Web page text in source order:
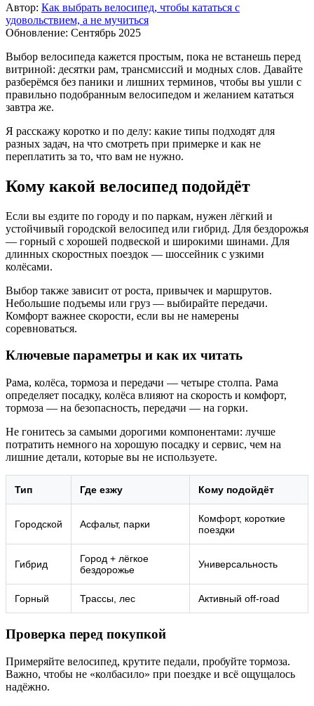
Автор: Как выбрать велосипед, чтобы кататься с
удовольствием, а не мучиться
Обновление: Сентябрь 2025
Выбор велосипеда кажется простым, пока не встанешь перед
витриной: десятки рам, трансмиссий и модных слов. Давайте
разберёмся без паники и лишних терминов, чтобы вы ушли с
правильно подобранным велосипедом и желанием кататься
завтра же.
Я расскажу коротко и по делу: какие типы подходят для
разных задач, на что смотреть при примерке и как не
переплатить за то, что вам не нужно.
Кому какой велосипед подойдёт
Если вы ездите по городу и по паркам, нужен лёгкий и
устойчивый городской велосипед или гибрид. Для бездорожья
— горный с хорошей подвеской и широкими шинами. Для
длинных скоростных поездок — шоссейник с узкими
колёсами.
Выбор также зависит от роста, привычек и маршрутов.
Небольшие подъемы или груз — выбирайте передачи.
Комфорт важнее скорости, если вы не намерены
соревноваться.
Ключевые параметры и как их читать
Рама, колёса, тормоза и передачи — четыре столпа. Рама
определяет посадку, колёса влияют на скорость и комфорт,
тормоза — на безопасность, передачи — на горки.
Не гонитесь за самыми дорогими компонентами: лучше
потратить немного на хорошую посадку и сервис, чем на
лишние детали, которые вы не используете.
Тип Где езжу Кому подойдёт
Городской Асфальт, парки
Комфорт, короткие
поездки
Гибрид
Город + лёгкое
бездорожье
Универсальность
Горный Трассы, лес Активный off-road
Проверка перед покупкой
Примеряйте велосипед, крутите педали, пробуйте тормоза.
Важно, чтобы не «колбасило» при поездке и всё ощущалось
надёжно.